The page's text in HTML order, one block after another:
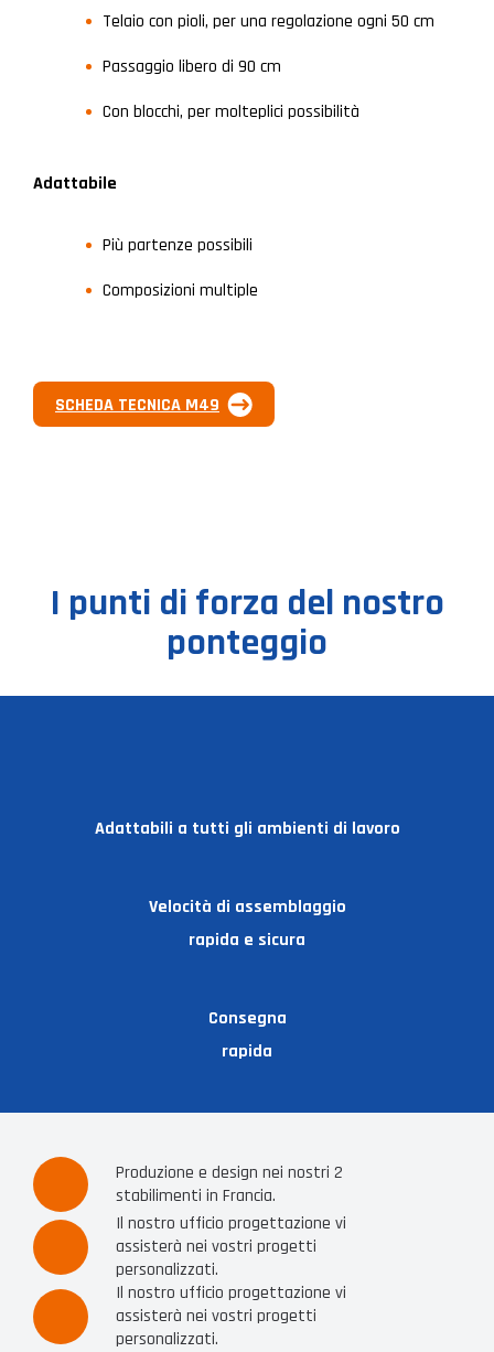
Telaio con pioli, per una regolazione ogni 50 cm
Passaggio libero di 90 cm
Con blocchi, per molteplici possibilità
Adattabile
Più partenze possibili
Composizioni multiple
SCHEDA TECNICA M49
I punti di forza del nostro
ponteggio
Adattabili a tutti gli ambienti di lavoro
Velocità di assemblaggio
rapida e sicura
Consegna
rapida
Produzione e design nei nostri 2
stabilimenti in Francia.
Il nostro ufficio progettazione vi
assisterà nei vostri progetti
personalizzati.
Il nostro ufficio progettazione vi
assisterà nei vostri progetti
personalizzati.